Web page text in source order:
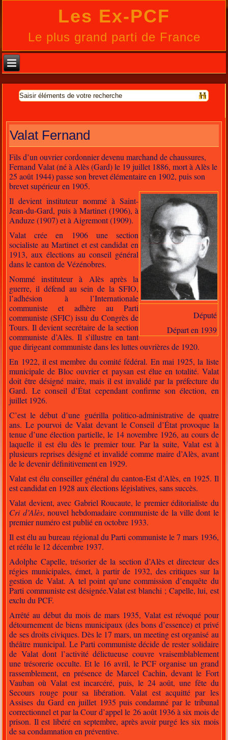
Les Ex-PCF
Le plus grand parti de France
Valat Fernand
Fils d’un ouvrier cordonnier devenu marchand de chaussures,
Fernand Valat (né à Alès (Gard) le 19 juillet 1886, mort à Alès le
25 août 1944) passe son brevet élémentaire en 1902, puis son
brevet supérieur en 1905.
Député
Départ en 1939
Il devient instituteur nommé à Saint-
Jean-du-Gard, puis à Martinet (1906), à
Anduze (1907) et à Aigremont (1909).
Valat crée en 1906 une section
socialiste au Martinet et est candidat en
1913, aux élections au conseil général
dans le canton de Vézénobres.
Nommé instituteur à Alès après la
guerre, il défend au sein de la SFIO,
l’adhésion à l’Internationale
communiste et adhère au Parti
communiste (SFIC) issu du Congrès de
Tours. Il devient secrétaire de la section
communiste d’Alès. Il s’illustre en tant
que dirigeant communiste dans les luttes ouvrières de 1920.
En 1922, il est membre du comité fédéral. En mai 1925, la liste
municipale de Bloc ouvrier et paysan est élue en totalité. Valat
doit être désigné maire, mais il est invalidé par la préfecture du
Gard. Le conseil d’État cependant confirme son élection, en
juillet 1926.
C’est le début d’une guérilla politico-administrative de quatre
ans. Le pourvoi de Valat devant le Conseil d’État provoque la
tenue d’une élection partielle, le 14 novembre 1926, au cours de
laquelle il est élu dès le premier tour. Par la suite, Valat est à
plusieurs reprises désigné et invalidé comme maire d’Alès, avant
de le devenir définitivement en 1929.
Valat est élu conseiller général du canton-Est d’Alès, en 1925. Il
est candidat en 1928 aux élections législatives, sans succès.
Valat devient, avec Gabriel Roucaute, le premier éditorialiste du
Cri d’Alès, nouvel hebdomadaire communiste de la ville dont le
premier numéro est publié en octobre 1933.
Il est élu au bureau régional du Parti communiste le 7 mars 1936,
et réélu le 12 décembre 1937.
Adolphe Capelle, trésorier de la section d’Alès et directeur des
régies municipales, émet, à partir de 1932, des critiques sur la
gestion de Valat. A tel point qu’une commission d’enquête du
Parti communiste est désignée.Valat est blanchi ; Capelle, lui, est
exclu du PCF.
Arrêté au début du mois de mars 1935, Valat est révoqué pour
détournement de biens municipaux (des bons d’essence) et privé
de ses droits civiques. Dès le 17 mars, un meeting est organisé au
théâtre municipal. Le Parti communiste décide de rester solidaire
de Valat dont l’activité délictueuse couvre vraisemblablement
une trésorerie occulte. Et le 16 avril, le PCF organise un grand
rassemblement, en présence de Marcel Cachin, devant le Fort
Vauban où Valat est incarcéré, puis, le 24 août, une fête du
Secours rouge pour sa libération. Valat est acquitté par les
Assises du Gard en juillet 1935 puis condamné par le tribunal
correctionnel et par la Cour d’appel le 26 août 1936 à six mois de
prison. Il est libéré en septembre, après avoir purgé les six mois
de sa condamnation en préventive.